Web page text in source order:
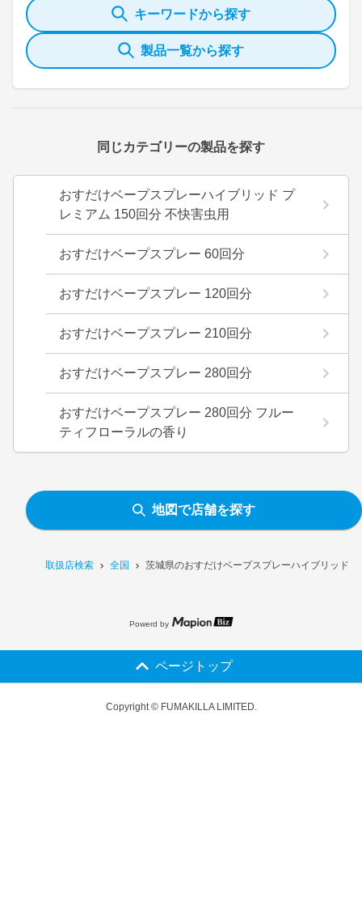
取扱店検索 全国 茨城県のおすだけベープスプレーハイブリッド
キーワードから探す
製品一覧から探す
同じカテゴリーの製品を探す
おすだけベープスプレーハイブリッド プ
レミアム 150回分 不快害虫用
おすだけベープスプレー 60回分
おすだけベープスプレー 120回分
おすだけベープスプレー 210回分
おすだけベープスプレー 280回分
おすだけベープスプレー 280回分 フルー
ティフローラルの香り
地図で店舗を探す
Powerd by
ページトップ
Copyright © FUMAKILLA LIMITED.